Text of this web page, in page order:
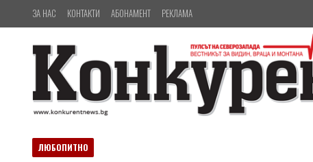
ЗА НАС КОНТАКТИ АБОНАМЕНТ РЕКЛАМА
ЛЮБОПИТНО